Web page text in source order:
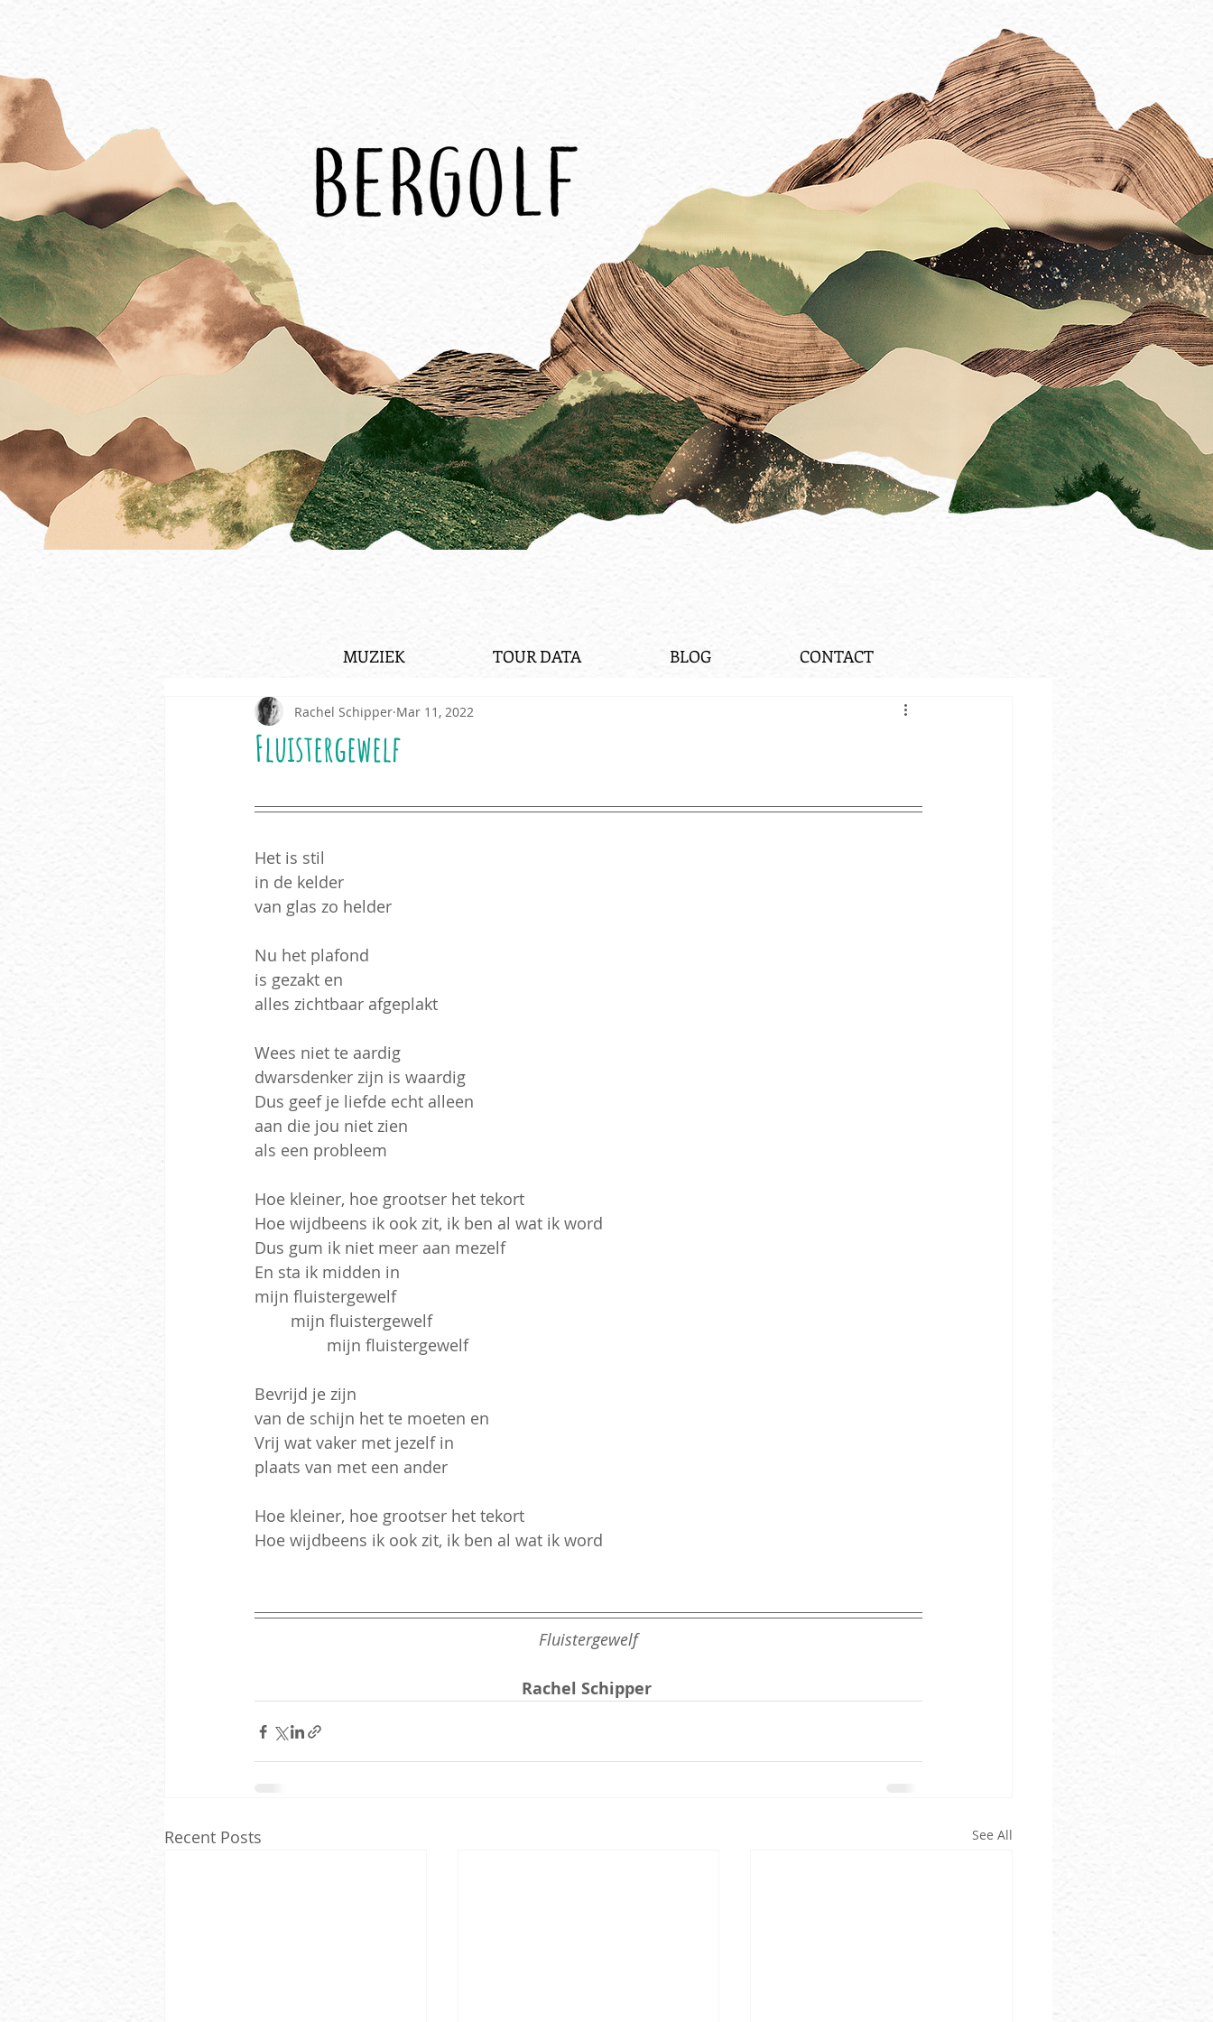
MUZIEK TOUR DATA BLOG CONTACT
Fluistergewelf
Rachel Schipper Mar 11, 2022
Het is stil
in de kelder
van glas zo helder
Nu het plafond
is gezakt en
alles zichtbaar afgeplakt
Wees niet te aardig
dwarsdenker zijn is waardig
Dus geef je liefde echt alleen
aan die jou niet zien
als een probleem
Hoe kleiner, hoe grootser het tekort
Hoe wijdbeens ik ook zit, ik ben al wat ik word
Dus gum ik niet meer aan mezelf
En sta ik midden in
mijn fluistergewelf
	mijn fluistergewelf
		mijn fluistergewelf
Bevrijd je zijn
van de schijn het te moeten en
Vrij wat vaker met jezelf in
plaats van met een ander
Hoe kleiner, hoe grootser het tekort
Hoe wijdbeens ik ook zit, ik ben al wat ik word
Fluistergewelf
Rachel Schipper
Recent Posts See All